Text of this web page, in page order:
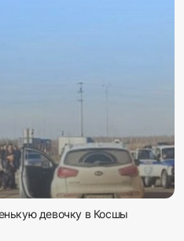
девочку в Косшы